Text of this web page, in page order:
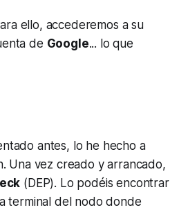
ello, accederemos a su
de Google... lo que
antes, lo he hecho a
Una vez creado y arrancado,
(DEP). Lo podéis encontrar
terminal del nodo donde